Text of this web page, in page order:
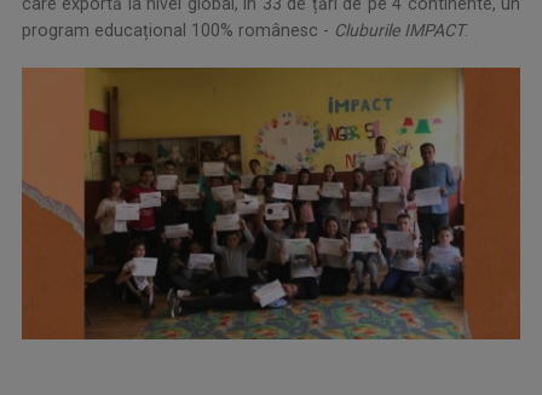
care exportă la nivel global, în 33 de țări de pe 4 continente, un
program educațional 100% românesc - Cluburile IMPACT.